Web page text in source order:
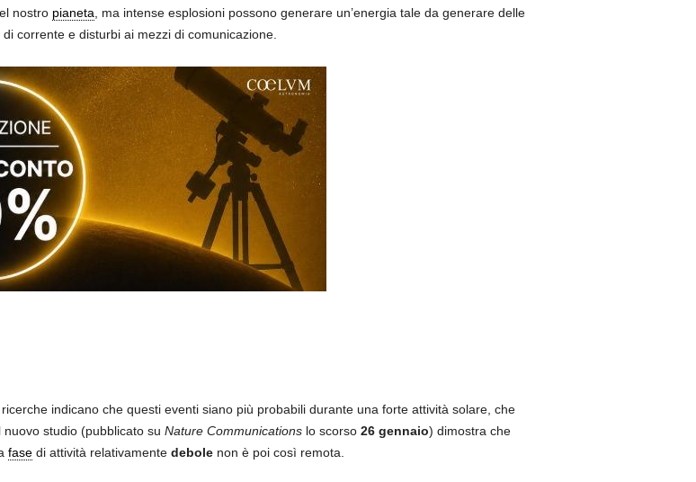
nostro pianeta , ma intense esplosioni possono generare un’energia tale da generare delle
corrente e disturbi ai mezzi di comunicazione.
indicano che questi eventi siano più probabili durante una forte attività solare, che
nuovo studio (pubblicato su Nature Communicationslo scorso 26 gennaio) dimostra che
fasedi attività relativamente debole non è poi così remota.